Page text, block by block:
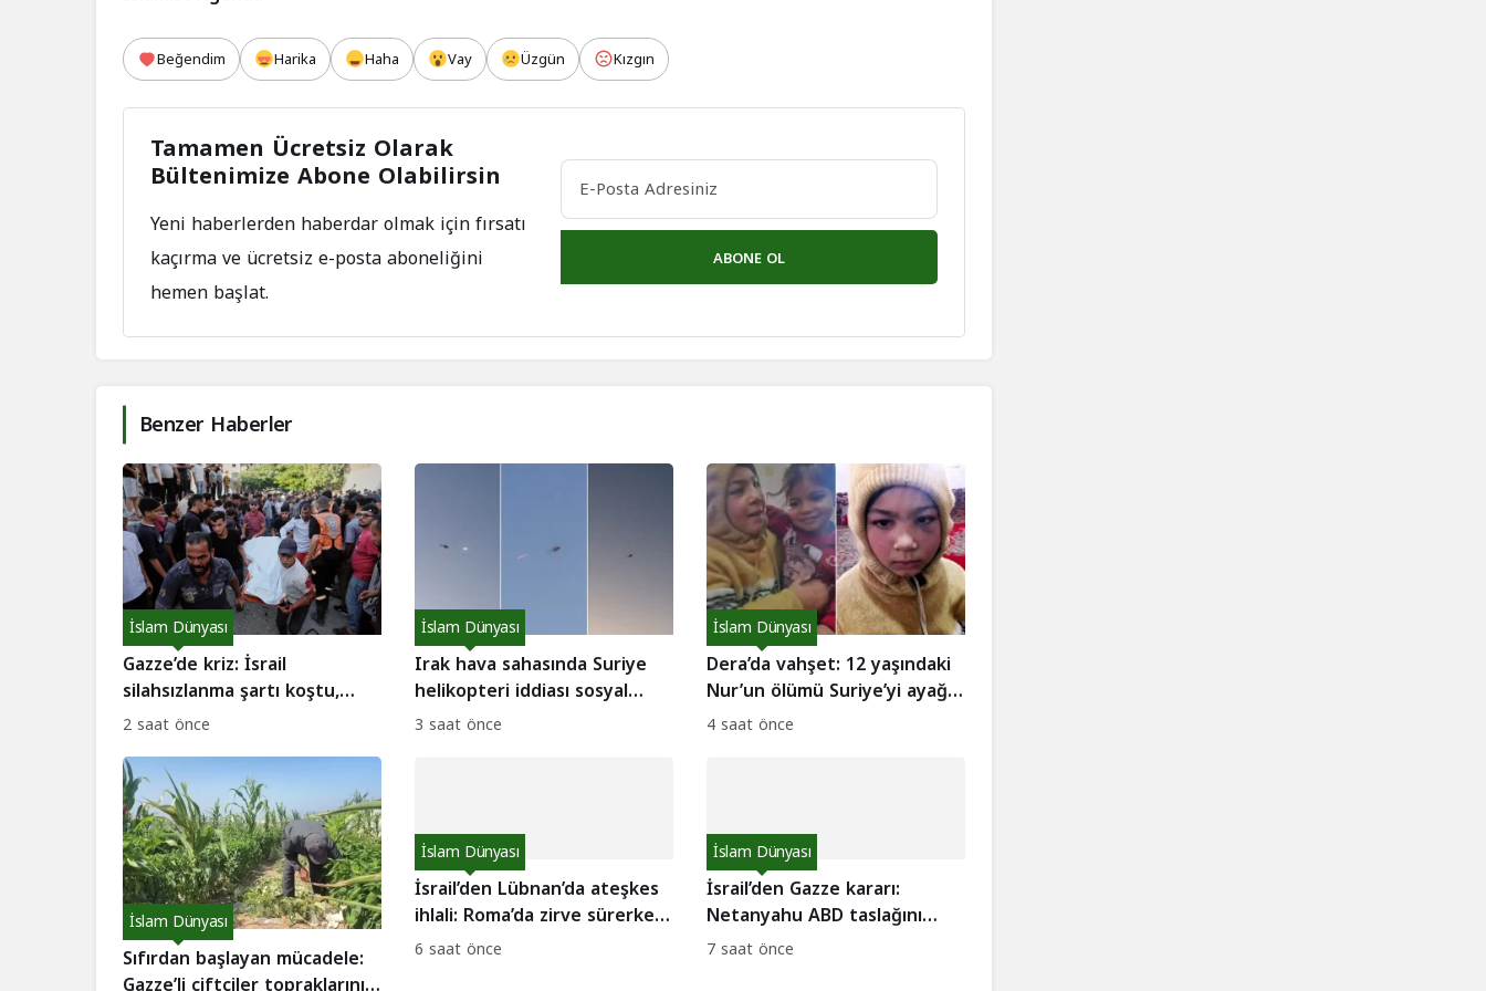
Beğendim Harika Haha Vay Üzgün Kızgın
Tamamen Ücretsiz Olarak
Bültenimize Abone Olabilirsin
Yeni haberlerden haberdar olmak için fırsatı
kaçırma ve ücretsiz e-posta aboneliğini
hemen başlat.
ABONE OL
Benzer Haberler
Gazze’de kriz: İsrail
silahsızlanma şartı koştu,
arabulucular tepkili
İslam Dünyası
2 saat önce
Irak hava sahasında Suriye
helikopteri iddiası sosyal
medyayı salladı: Gerçek ne
İslam Dünyası
3 saat önce
Dera’da vahşet: 12 yaşındaki
Nur’un ölümü Suriye’yi ayağa
kaldırdı
İslam Dünyası
4 saat önce
Sıfırdan başlayan mücadele:
İslam Dünyası
İsrail’den Lübnan’da ateşkes
ihlali: Roma’da zirve sürerken
6 ihlal
İslam Dünyası
6 saat önce
İsrail’den Gazze kararı:
Netanyahu ABD taslağını
reddetti
İslam Dünyası
7 saat önce